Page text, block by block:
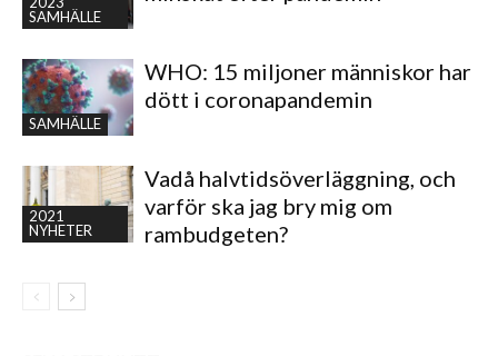
SAMHÄLLE
SAMHÄLLE
WHO: 15 miljoner människor har
dött i coronapandemin
2021
NYHETER
Vadå halvtidsöverläggning, och
varför ska jag bry mig om
rambudgeten?